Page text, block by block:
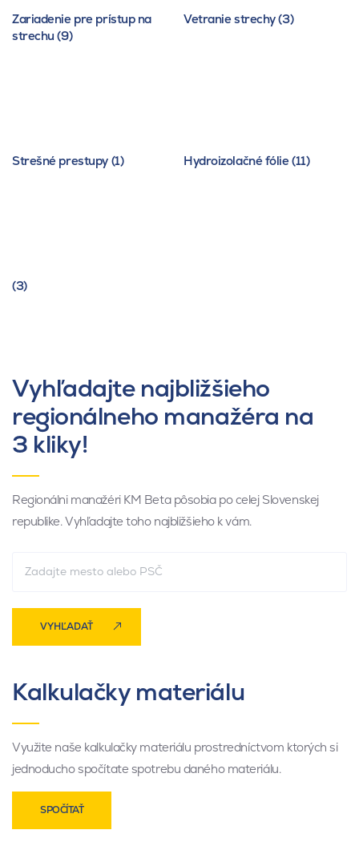
Zariadenie pre prístup na
strechu (9)
Vetranie strechy (3)
Strešné prestupy (1) Hydroizolačné fólie (11)
(3)
Vyhľadajte najbližšieho
regionálneho manažéra na
3 kliky!
Regionálni manažéri KM Beta pôsobia po celej Slovenskej
republike. Vyhľadajte toho najbližšieho k vám.
VYHĽADAŤ
Kalkulačky materiálu
Využite naše kalkulačky materiálu prostredníctvom ktorých si
jednoducho spočítate spotrebu daného materiálu.
SPOČÍTAŤ